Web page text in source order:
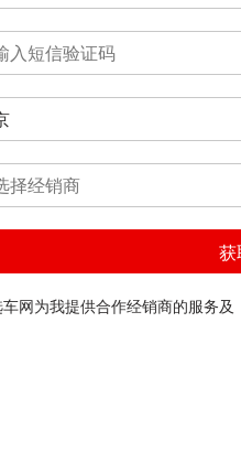
择经销商
获
网为我提供合作经销商的服务及